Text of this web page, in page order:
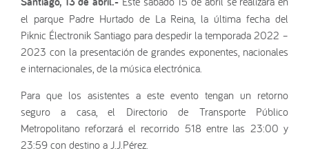
el parque Padre Hurtado de La Reina, la última fecha del
Piknic Électronik Santiago para despedir la temporada 2022 –
2023 con la presentación de grandes exponentes, nacionales
e internacionales, de la música electrónica.
Para que los asistentes a este evento tengan un retorno
seguro a casa, el Directorio de Transporte Público
Metropolitano reforzará el recorrido 518 entre las 23:00 y
23:59 con destino a J.J.Pérez.